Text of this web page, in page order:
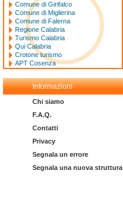
Comune di Girifalco
Comune di Miglierina
Comune di Falerna
Regione Calabria
Turismo Calabria
Qui Calabria
Crotone turismo
APT Cosenza
Informazioni
Chi siamo
F.A.Q.
Contatti
Privacy
Segnala un errore
Segnala una nuova struttura